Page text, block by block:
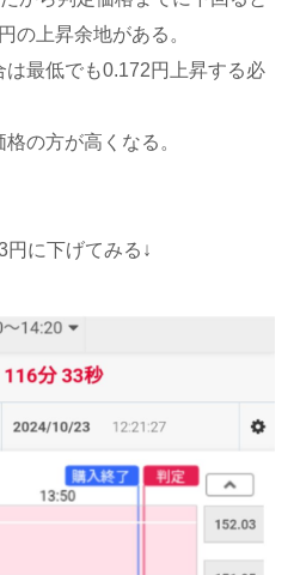
の上昇余地がある。
最低でも0.172円上昇する必
の方が高くなる。
に下げてみる↓